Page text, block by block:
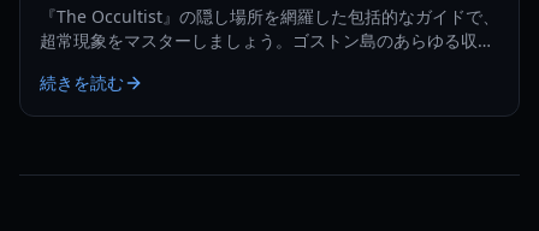
『The Occultist』の隠し場所を網羅した包括的なガイドで、
超常現象をマスターしましょう。ゴストン島のあらゆる収集
い。
続きを読む